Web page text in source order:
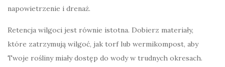
napowietrzenie i drenaż.
Retencja wilgoci jest równie istotna. Dobierz materiały,
które zatrzymują wilgoć, jak torf lub wermikompost, aby
Twoje rośliny miały dostęp do wody w trudnych okresach.